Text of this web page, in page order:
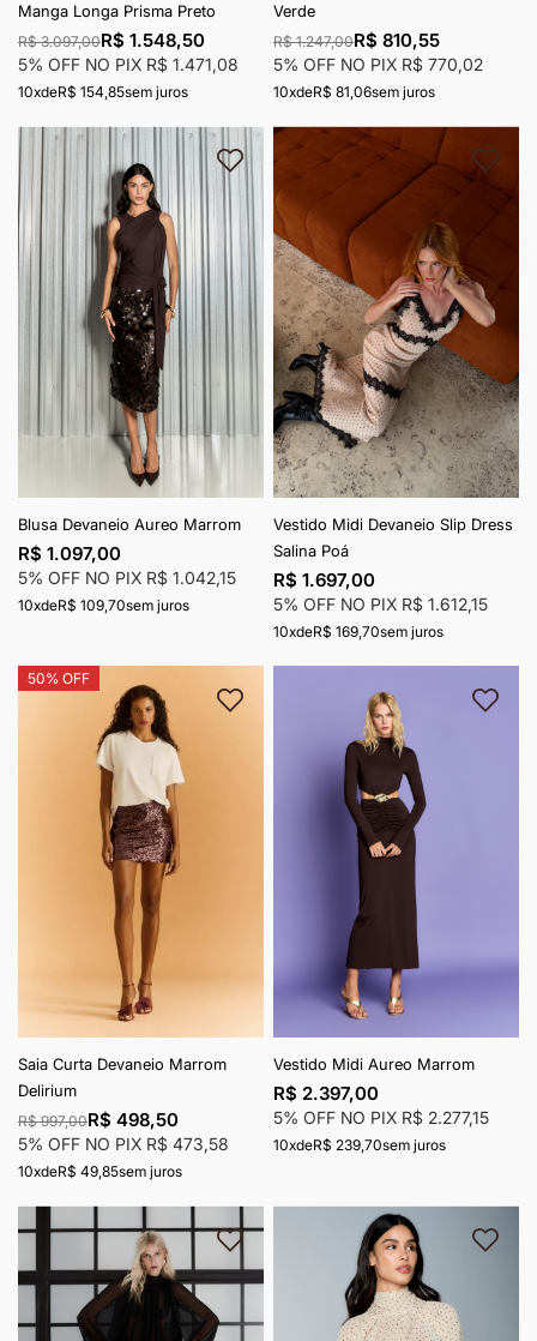
Manga Longa Prisma Preto
R$ 3.097,00R$ 1.548,50
5% OFF NO PIX R$ 1.471,08
10xdeR$ 154,85sem juros
Verde
R$ 1.247,00R$ 810,55
5% OFF NO PIX R$ 770,02
10xdeR$ 81,06sem juros
Blusa Devaneio Aureo Marrom
R$ 1.097,00
5% OFF NO PIX R$ 1.042,15
10xdeR$ 109,70sem juros
Adicionar à lista de desejos
Vestido Midi Devaneio Slip Dress
Salina Poá
R$ 1.697,00
5% OFF NO PIX R$ 1.612,15
10xdeR$ 169,70sem juros
50% OFF
Saia Curta Devaneio Marrom
Delirium
R$ 997,00R$ 498,50
5% OFF NO PIX R$ 473,58
10xdeR$ 49,85sem juros
Adicionar à lista de desejos
Vestido Midi Aureo Marrom
R$ 2.397,00
5% OFF NO PIX R$ 2.277,15
10xdeR$ 239,70sem juros
Adicionar à lista de desejos